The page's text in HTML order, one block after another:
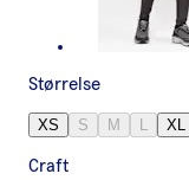
Størrelse
XS S M L XL
Craft